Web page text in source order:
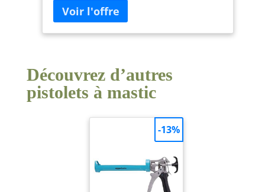
Découvrez d’autres
pistolets à mastic
-13%